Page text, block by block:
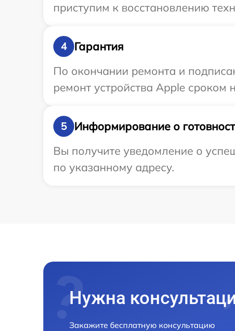
приступим к восстановлению
4
Гарантия
По окончании ремонта и
ремонт устройства Apple сроком
5
Информирование о
Вы получите уведомление о
по указанному адресу.
Нужна
Закажите бесплатную консультацию